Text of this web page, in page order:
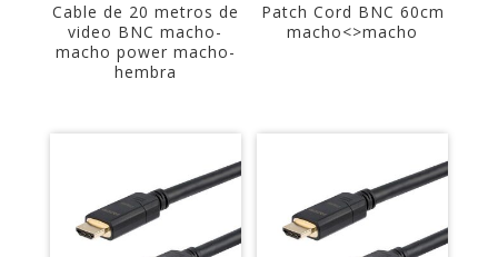
Cable de 20 metros de
video BNC macho-
macho power macho-
hembra
Patch Cord BNC 60cm
macho<>macho